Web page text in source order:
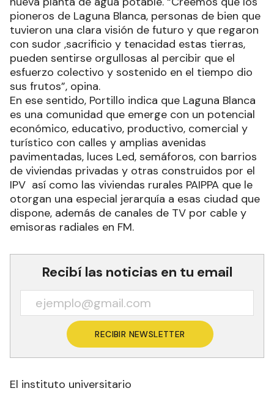
pioneros de Laguna Blanca, personas de bien que
tuvieron una clara visión de futuro y que regaron
con sudor ,sacrificio y tenacidad estas tierras,
pueden sentirse orgullosas al percibir que el
esfuerzo colectivo y sostenido en el tiempo dio
sus frutos”, opina.
En ese sentido, Portillo indica que Laguna Blanca
es una comunidad que emerge con un potencial
económico, educativo, productivo, comercial y
turístico con calles y amplias avenidas
pavimentadas, luces Led, semáforos, con barrios
de viviendas privadas y otras construidos por el
IPV así como las viviendas rurales PAIPPA que le
otorgan una especial jerarquía a esas ciudad que
dispone, además de canales de TV por cable y
emisoras radiales en FM.
Recibí las noticias en tu email
RECIBIR NEWSLETTER
El instituto universitario